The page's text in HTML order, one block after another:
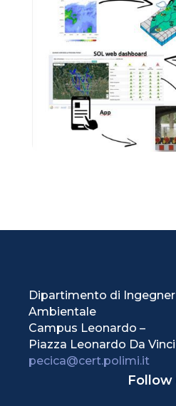
Dipartimento di
Ambientale
Campus Leonardo –
Piazza Leonardo Da
pecica@cert.polimi.it
Follow